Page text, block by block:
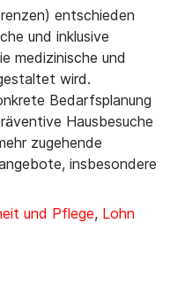
entschieden
und inklusive
medizinische und
wird.
Bedarfsplanung
Hausbesuche
zugehende
insbesondere
und Pflege, Lohn